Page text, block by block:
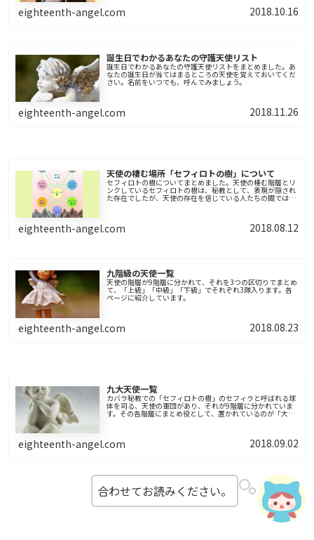
eighteenth-angel.com 2018.10.16
誕生日でわかるあなたの守護天使リスト
誕生日でわかるあなたの守護天使リストをまとめました。あ
なたの誕生日が当てはまるところの天使を覚えておいてくだ
さい。名前をいつでも、呼んでみましょう。
eighteenth-angel.com 2018.11.26
天使の棲む場所「セフィロトの樹」について
セフィロトの樹についてまとめました。天使の棲む階層とリ
ンクしているセフィロトの樹は、秘教として、表現が隠され
た存在でしたが、天使の存在を信じている人たちの間では、
セフィロトの樹を説明することで、とても理解しやすくなっ
eighteenth-angel.com 2018.08.12
九階級の天使一覧
天使の階層が9階層に分かれて、それを3つの区切りでまとめ
て、「上級」「中級」「下級」でそれぞれ3隊入ります。各
ページに紹介しています。
eighteenth-angel.com 2018.08.23
九大天使一覧
カバラ秘教での「セフィロトの樹」のセフィラと呼ばれる球
体を司る、天使の軍団があり、それが9階層に分かれていま
す。その各階層にまとめ役として、置かれているのが「大天
eighteenth-angel.com 2018.09.02
合わせてお読みください。